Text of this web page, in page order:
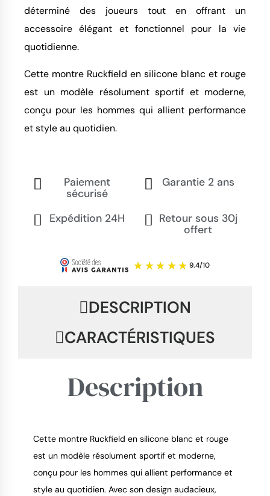
déterminé des joueurs tout en offrant un
accessoire élégant et fonctionnel pour la vie
quotidienne.
Cette montre Ruckfield en silicone blanc et rouge
est un modèle résolument sportif et moderne,
conçu pour les hommes qui allient performance
et style au quotidien.
Paiement
sécurisé
Garantie 2 ans
Expédition 24H
Retour sous 30j
offert
9.4
DESCRIPTION
CARACTÉRISTIQUES
Description
Cette montre Ruckfield en silicone blanc et rouge
est un modèle résolument sportif et moderne,
conçu pour les hommes qui allient performance et
style au quotidien. Avec son design audacieux,